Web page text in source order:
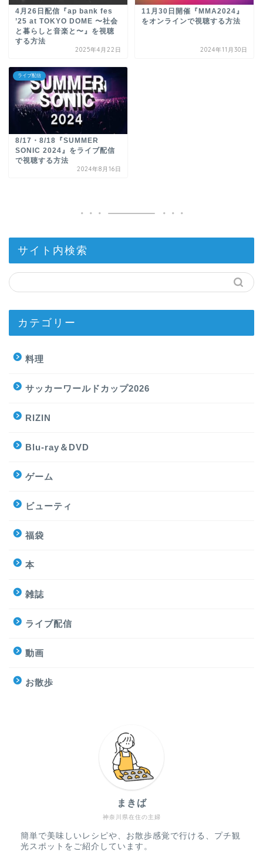
4月26日配信『ap bank fes
’25 at TOKYO DOME 〜社会
と暮らしと音楽と〜』を視聴
する方法
2025年4月22日
11月30日開催『MMA2024』
をオンラインで視聴する方法
2024年11月30日
ライブ配信
8/17・8/18『SUMMER
SONIC 2024』をライブ配信
で視聴する方法
2024年8月16日
サイト内検索
カテゴリー
料理
サッカーワールドカップ2026
RIZIN
Blu-ray＆DVD
ゲーム
ビューティ
福袋
本
雑誌
ライブ配信
動画
お散歩
神奈川県在住の主婦
まきば
簡単で美味しいレシピや、お散歩感覚で行ける、プチ観
光スポットをご紹介しています。